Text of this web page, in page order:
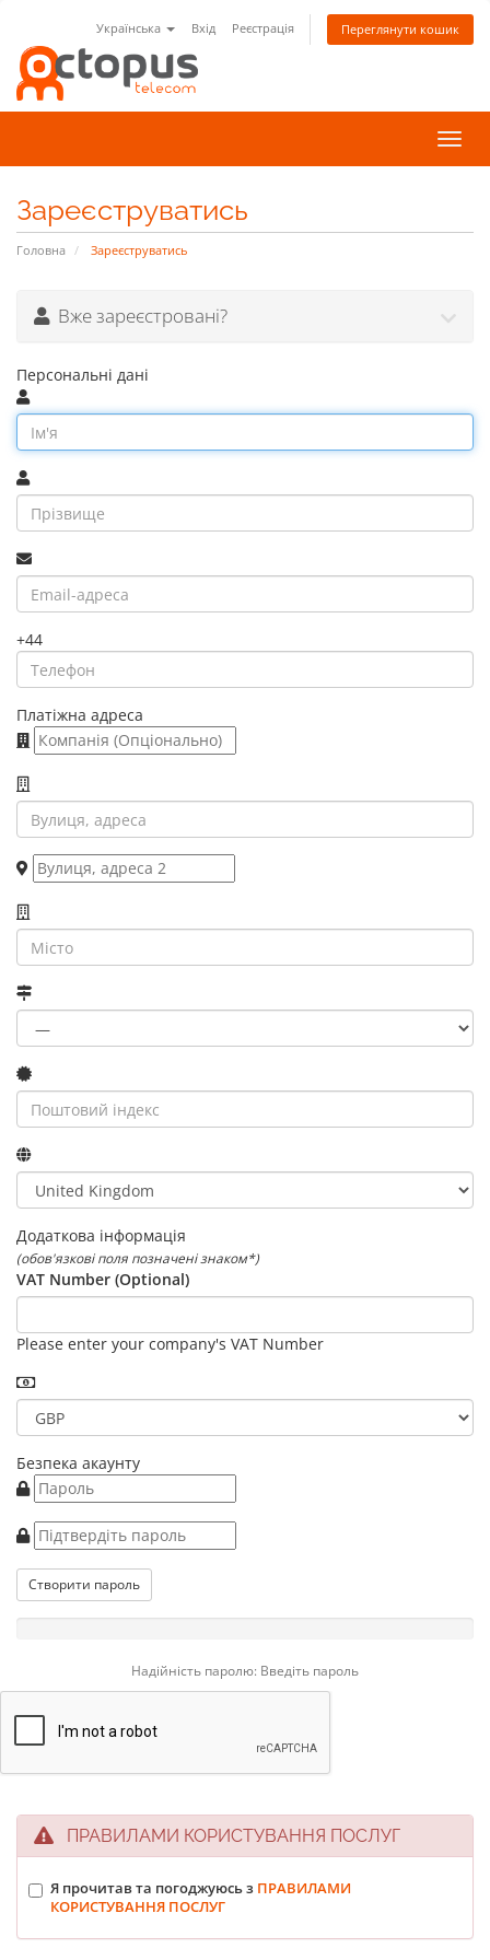
Українська Вхід Реєстрація Переглянути кошик
Зареєструватись
Головна Зареєструватись
Вже зареєстровані?
Персональні дані
+44
Платіжна адреса
Додаткова інформація
(обов'язкові поля позначені знаком*)
VAT Number (Optional)
Please enter your company's VAT Number
Безпека акаунту
Створити пароль
Надійність паролю: Введіть пароль
ПРАВИЛАМИ КОРИСТУВАННЯ ПОСЛУГ
Я прочитав та погоджуюсь з ПРАВИЛАМИ
КОРИСТУВАННЯ ПОСЛУГ